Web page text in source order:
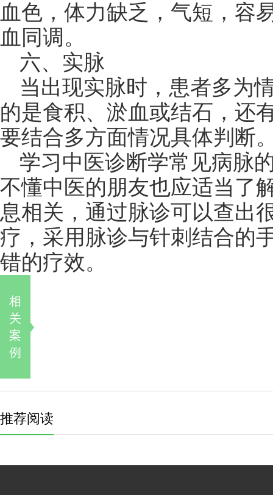
血色，体力缺乏，气短，容
血同调。
六、实脉
当出现实脉时，患者多为
的是食积、淤血或结石，还
要结合多方面情况具体判断
学习中医诊断学常见病脉
不懂中医的朋友也应适当了
息相关，通过脉诊可以查出
疗，采用脉诊与针刺结合的
错的疗效。
相
关
案
例
推荐阅读